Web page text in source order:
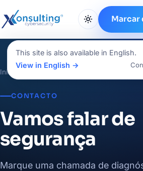
Início Vamos falar de segurança
CONTACTO
Vamos falar de
segurança
Marque uma chamada de
This site is also available in English.
View in English →